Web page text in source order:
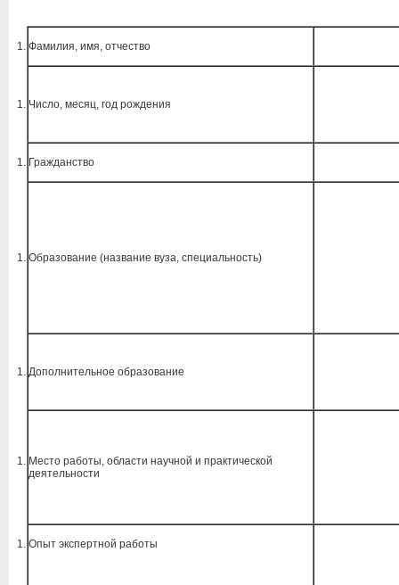
Фамилия, имя, отчество
Число, месяц, год рождения
Гражданство
Образование (название вуза, специальность)
Дополнительное образование
Место работы, области научной и практической
деятельности
Опыт экспертной работы